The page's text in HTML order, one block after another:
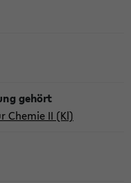
Chemie II (Kl)